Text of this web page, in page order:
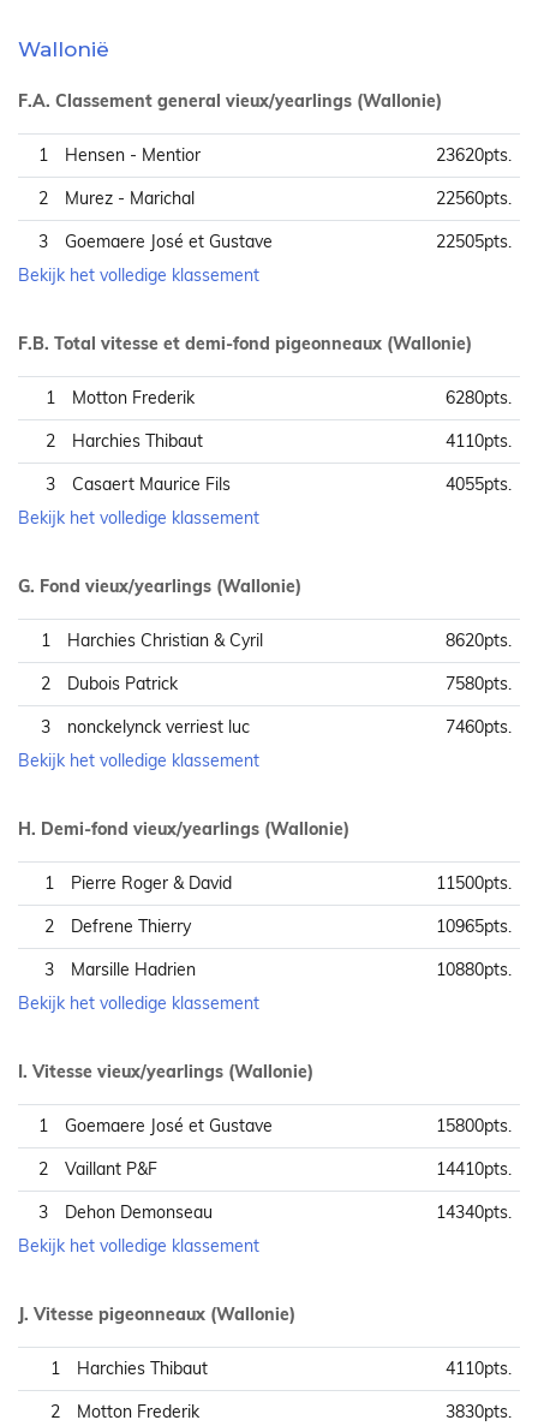
Wallonië
F.A. Classement general vieux/yearlings (Wallonie)
1 Hensen - Mentior
23620pts.
2
Murez - Marichal
22560pts.
3
Goemaere José et Gustave
22505pts.
Bekijk het volledige klassement
F.B. Total vitesse et demi-fond pigeonneaux (Wallonie)
1 Motton Frederik
6280pts.
2
Harchies Thibaut
4110pts.
3
Casaert Maurice Fils
4055pts.
Bekijk het volledige klassement
G. Fond vieux/yearlings (Wallonie)
1 Harchies Christian & Cyril
8620pts.
2
Dubois Patrick
7580pts.
3
nonckelynck verriest luc
7460pts.
Bekijk het volledige klassement
H. Demi-fond vieux/yearlings (Wallonie)
1 Pierre Roger & David
11500pts.
2
Defrene Thierry
10965pts.
3
Marsille Hadrien
10880pts.
Bekijk het volledige klassement
I. Vitesse vieux/yearlings (Wallonie)
1 Goemaere José et Gustave
15800pts.
2
Vaillant P&F
14410pts.
3
Dehon Demonseau
14340pts.
Bekijk het volledige klassement
J. Vitesse pigeonneaux (Wallonie)
1 Harchies Thibaut
4110pts.
2
Motton Frederik
3830pts.